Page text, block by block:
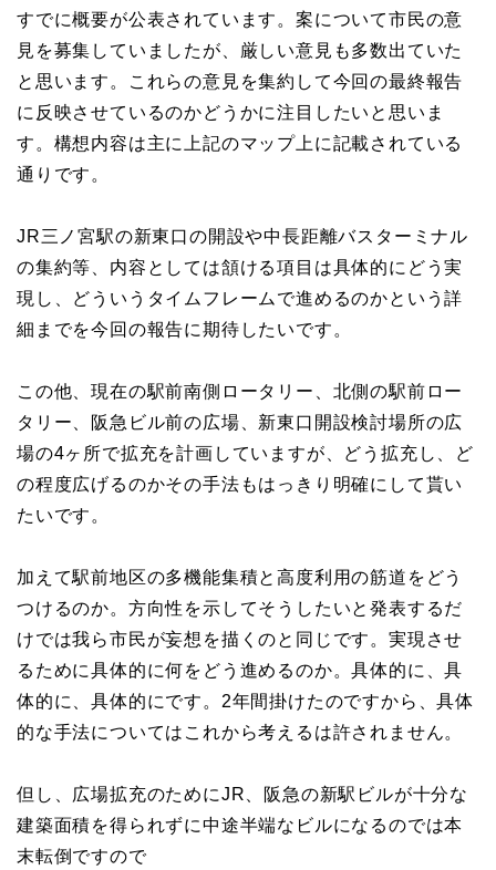
すでに概要が公表されています。案について市民の意
見を募集していましたが、厳しい意見も多数出ていた
と思います。これらの意見を集約して今回の最終報告
に反映させているのかどうかに注目したいと思いま
す。構想内容は主に上記のマップ上に記載されている
通りです。
JR三ノ宮駅の新東口の開設や中長距離バスターミナル
の集約等、内容としては頷ける項目は具体的にどう実
現し、どういうタイムフレームで進めるのかという詳
細までを今回の報告に期待したいです。
この他、現在の駅前南側ロータリー、北側の駅前ロー
タリー、阪急ビル前の広場、新東口開設検討場所の広
場の4ヶ所で拡充を計画していますが、どう拡充し、ど
の程度広げるのかその手法もはっきり明確にして貰い
たいです。
加えて駅前地区の多機能集積と高度利用の筋道をどう
つけるのか。方向性を示してそうしたいと発表するだ
けでは我ら市民が妄想を描くのと同じです。実現させ
るために具体的に何をどう進めるのか。具体的に、具
体的に、具体的にです。2年間掛けたのですから、具体
的な手法についてはこれから考えるは許されません。
但し、広場拡充のためにJR、阪急の新駅ビルが十分な
建築面積を得られずに中途半端なビルになるのでは本
末転倒ですので